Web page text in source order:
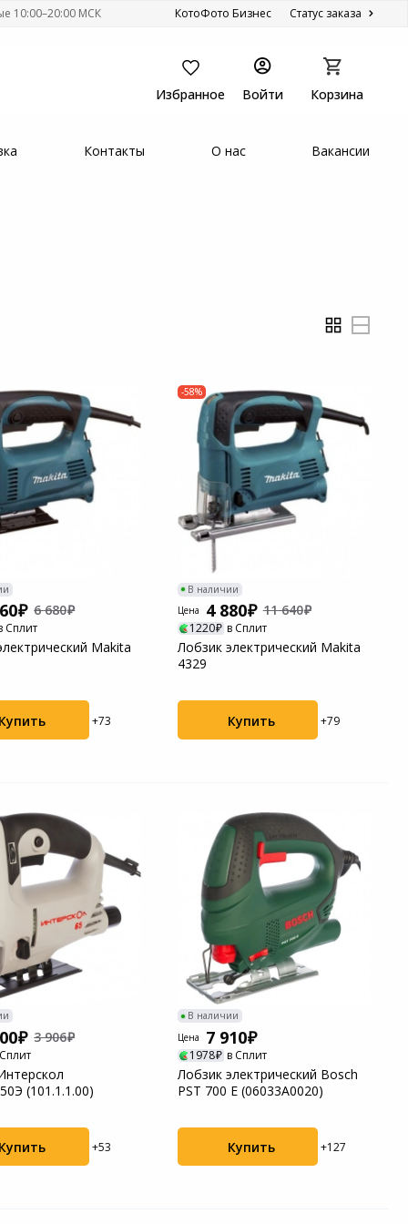
10:00–20:00 МСК КотоФото Бизнес Статус заказа
Корзина
Войти
Избранное
Контакты О нас Вакансии
6 680
Сплит
Makita
Купить +73
-58%
В наличии
Цена
4 880 11 640
1220 в Сплит
Лобзик электрический Makita
4329
Купить +79
3 906
(101.1.1.00)
Купить +53
В наличии
Цена
7 910
1978 в Сплит
Лобзик электрический Bosch
PST 700 E (06033A0020)
Купить +127